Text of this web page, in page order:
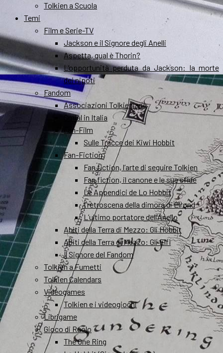
Tolkien a Scuola
Temi
Film e Serie-TV
Jackson e il Signore degli Anelli
Aspetta, qual è Thorin?
L’opportunità perduta da Jackson: la morte
dei nipoti
Fandom
Associazioni Tolkieniane
Smial in Italia
Fan-Film
Sulle Tracce dei Kiwi Hobbit
Fan-Fiction
Fan fiction, l’arte di seguire Tolkien
Fan fiction, il canone e le sue sfide
Le Appendici de Lo Hobbit
I retroscena della dimora di Elrond
L’ultimo portatore dell’Anello
Abiti della Terra di Mezzo: Gli Hobbit
Abiti della Terra di Mezzo: Gli Elfi
Il Signore del Fandom
Tolkien a Fumetti
Tolkien Calendars
Videogames
Tolkien e i videogiochi
Librigame
Gioco di Ruolo
The One Ring